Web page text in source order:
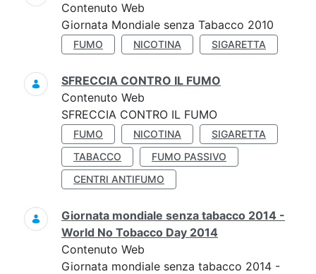
Contenuto Web
Giornata Mondiale senza Tabacco 2010
FUMO NICOTINA SIGARETTA
SFRECCIA CONTRO IL FUMO
Contenuto Web
SFRECCIA CONTRO IL FUMO
FUMO NICOTINA
SIGARETTA
TABACCO
FUMO PASSIVO
CENTRI ANTIFUMO
Giornata mondiale senza tabacco 2014 -
World No Tobacco Day 2014
Contenuto Web
Giornata mondiale senza tabacco 2014 -